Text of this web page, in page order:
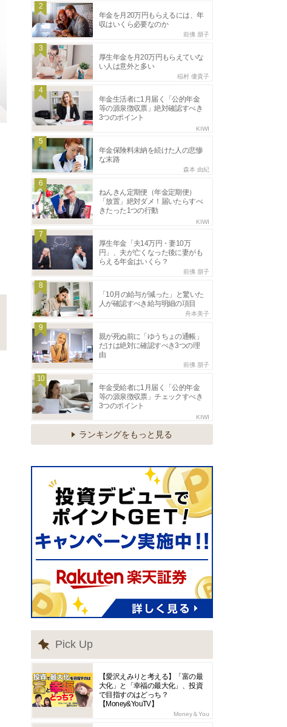
2
年金を月20万円もらえるには、年
収はいくら必要なのか
前佛 朋子
3
厚生年金を月20万円もらえていな
い人は意外と多い
稲村 優貴子
4
年金生活者に1月届く「公的年金
等の源泉徴収票」絶対確認すべき
3つのポイント
KIWI
5
年金保険料未納を続けた人の悲惨
な末路
森本 由紀
6
ねんきん定期便（年金定期便）
「放置」絶対ダメ！届いたらすべ
きたった1つの行動
KIWI
7
厚生年金「夫14万円・妻10万
円」、夫が亡くなった後に妻がも
らえる年金はいくら？
前佛 朋子
8
「10月の給与が減った」と驚いた
人が確認すべき給与明細の項目
舟本美子
9
親が死ぬ前に「ゆうちょの通帳」
だけは絶対に確認すべき3つの理
由
前佛 朋子
10
年金受給者に1月届く「公的年金
等の源泉徴収票」チェックすべき
3つのポイント
KIWI
ランキングをもっと見る
Pick Up
【愛沢えみりと考える】「富の最
大化」と「幸福の最大化」、投資
で目指すのはどっち？
【Money&YouTV】
Money＆You